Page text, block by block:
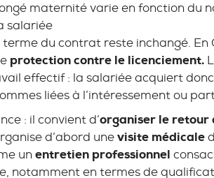
maternité varie en fonction du
salariée
terme du contrat reste inchangé.
protection contre le licenciement.
effectif : la salariée acquiert
liées à l’intéressement ou
: il convient d‘organiser le retour
d’abord unevisite médicale
unentretien professionnel
notamment en termes de